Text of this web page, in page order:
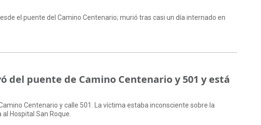
el puente del Camino Centenario; murió tras casi un día internado en
del puente de Camino Centenario y 501 y está
Centenario y calle 501. La víctima estaba inconsciente sobre la
Hospital San Roque.